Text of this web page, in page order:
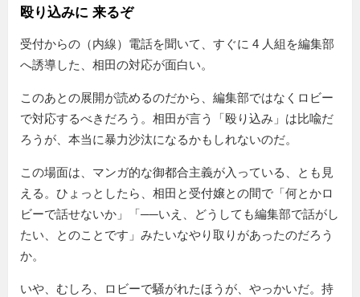
殴り込みに 来るぞ
受付からの（内線）電話を聞いて、すぐに 4 人組を編集部
へ誘導した、相田の対応が面白い。
このあとの展開が読めるのだから、編集部ではなくロビー
で対応するべきだろう。相田が言う
殴り込み
は比喩だ
ろうが、本当に暴力沙汰になるかもしれないのだ。
この場面は、マンガ的な御都合主義が入っている、とも見
える。ひょっとしたら、相田と受付嬢との間で「何とかロ
ビーで話せないか」「──いえ、どうしても編集部で話がし
たい、とのことです」みたいなやり取りがあったのだろう
か。
いや、むしろ、ロビーで騒がれたほうが、やっかいだ。持